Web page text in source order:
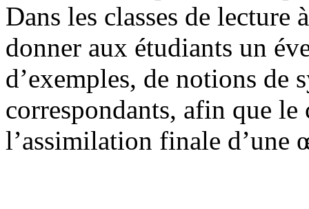
Dans les classes de lecture
donner aux étudiants un
d’exemples, de notions de
correspondants, afin que
l’assimilation finale d’une